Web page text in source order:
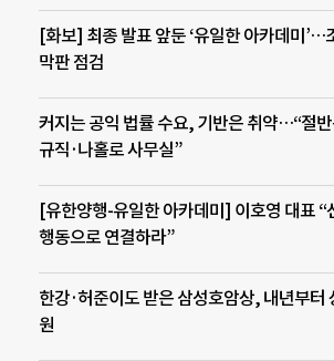
[화보] 최종 발표 앞둔 ‘유일한 아카데미’…
막판 점검
커지는 공익 법률 수요, 기반은 취약…“절
규직·나홀로 사무실”
[유한양행-유일한 아카데미] 이호영 대표 “
행동으로 연결하라”
한강·허준이도 받은 삼성호암상, 내년부터
원